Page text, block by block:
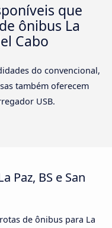
que
ônibus La
Cabo
do convencional,
também oferecem
USB.
Paz, BS e San
de ônibus para La